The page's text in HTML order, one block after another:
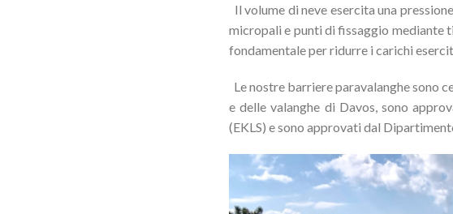
Il volume di neve esercita una
micropali e punti di fissaggio mediante
fondamentale per ridurre i carichi
Le nostre barriere paravalanghe sono
e delle valanghe di Davos, sono
(EKLS) e sono approvati dal